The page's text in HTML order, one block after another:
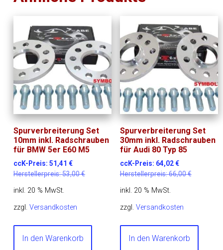
Spurverbreiterung Set
10mm inkl. Radschrauben
für BMW 5er E60 M5
ccK-Preis:51,41€
Herstellerpreis:53,00€
inkl. 20 % MwSt.
zzgl.Versandkosten
In den Warenkorb
Spurverbreiterung Set
30mm inkl. Radschrauben
für Audi 80 Typ 85
ccK-Preis: 64,02€
Herstellerpreis:66,00€
inkl. 20 % MwSt.
zzgl. Versandkosten
In den Warenkorb